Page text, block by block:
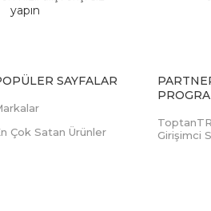
yapın
SAYFALAR
Çok Satan Ürünler
Girişimci